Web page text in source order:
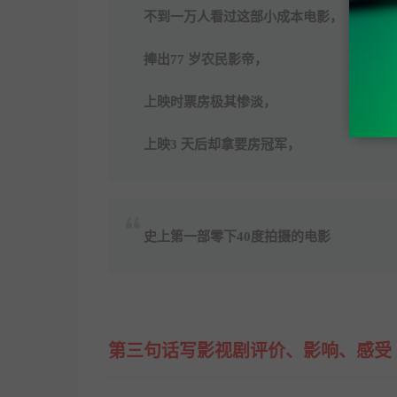
不到一万人看过这部小成本电影，
捧出77 岁农民影帝，
上映时票房极其惨淡，
上映3 天后却拿要房冠军，
史上第一部零下40度拍摄的电影
第三句话写影视剧评价、影响、感受